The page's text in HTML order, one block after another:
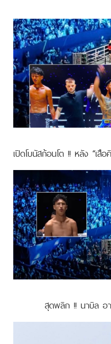
เปิดโบนัสก้อนโต !! หลัง “เสื
สุดพลิก !! นาบิล อ